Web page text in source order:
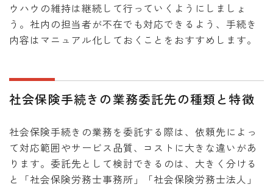
ウハウの維持は継続して行っていくようにしましょ
う。社内の担当者が不在でも対応できるよう、手続き
内容はマニュアル化しておくことをおすすめします。
社会保険手続きの業務委託先の種類と特徴
社会保険手続きの業務を委託する際は、依頼先によっ
て対応範囲やサービス品質、コストに大きな違いがあ
ります。委託先として検討できるのは、大きく分ける
と「社会保険労務士事務所」「社会保険労務士法人」